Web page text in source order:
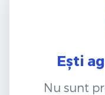
Ești
Nu sunt